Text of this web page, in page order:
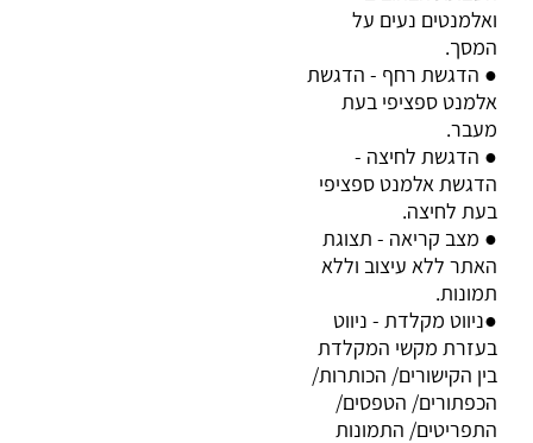
ואלמנטים נעים על
המסך.
● הדגשת רחף - הדגשת
אלמנט ספציפי בעת
מעבר.
● הדגשת לחיצה -
הדגשת אלמנט ספציפי
בעת לחיצה.
● מצב קריאה - תצוגת
האתר ללא עיצוב וללא
תמונות.
●ניווט מקלדת - ניווט
בעזרת מקשי המקלדת
בין הקישורים/ הכותרות/
הכפתורים/ הטפסים/
התפריטים/ התמונות